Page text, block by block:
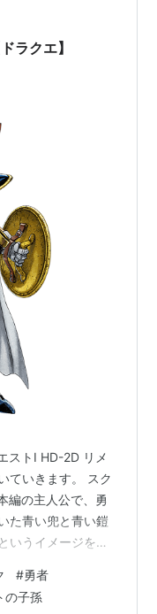
研究をしている老人
入れないので、こ
ならない。
ラクエ】
ストI HD-2D リメ
ていきます。 スク
編の主人公で、勇
た青い兜と青い鎧
いうイメージを具
て扱われ、多くの
ば狂人扱い（冒険
#勇者
の子孫